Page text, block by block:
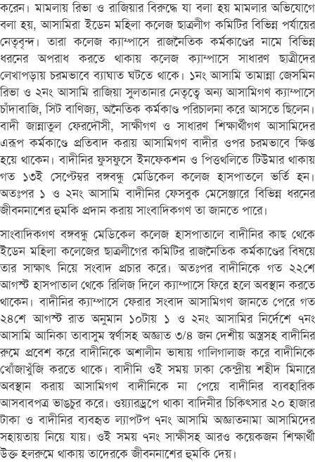
করেন। মামলায় রিভা ও রাজিয়ার বিরুদ্ধে যা বলা হয় মামলার অভিযোগে
বলা হয়, আসামিরা ইডেন মহিলা কলেজ ছাত্রলীগ কমিটির বিভিন্ন পর্যায়ের
নেতৃবৃন্দ। তারা কলেজ ক্যাম্পাসে রাজনৈতিক কর্মকাণ্ডের নামে বিভিন্ন
ধরনের অপরাধ করতে থাকায় কলেজ ক্যাম্পাসে সাধারণ ছাত্রীদের
লেখাপড়ায় চরমভাবে ব্যাঘাত ঘটতে থাকে। ১নং আসামি তামান্না জেসমিন
রিভা ও ২নং আসামি রাজিয়া সুলতানার নেতৃত্বে অন্য আসামিগণ ক্যাম্পাসে
চাঁদাবাজি, সিট বাণিজ্য, অনৈতিক কর্মকাণ্ড পরিচালনা করে আসতে ছিলেন।
বাদী জান্নাতুল ফেরদৌসী, সাক্ষীগণ ও সাধারণ শিক্ষার্থীগণ আসামিদের
এরূপ কর্মকাণ্ডে প্রতিবাদ করায় আসামিগণ বাদীর ওপর চরমভাবে ক্ষিপ্ত
হয়ে থাকেন। বাদীনির ফুসফুসে ইনফেকশন ও পিত্তথলিতে টিউমার থাকায়
গত ১৩ই সেপ্টেম্বর বঙ্গবন্ধু মেডিকেল কলেজ হাসপাতলে ভর্তি হন।
অতঃপর ১ ও ২নং আসামি বাদীনির ফেসবুক মেসেঞ্জারে বিভিন্ন ধরনের
জীবননাশের হুমকি প্রদান করায় সাংবাদিকগণ তা জানতে পারে।
সাংবাদিকগণ বঙ্গবন্ধু মেডিকেল কলেজ হাসপাতালে বাদীনির কাছ থেকে
ইডেন মহিলা কলেজের ছাত্রলীগের কমিটির রাজনৈতিক কর্মকাণ্ডের বিষয়ে
তার সাক্ষাৎ নিয়ে সংবাদ প্রচার করে। অতঃপর বাদীনিকে গত ২২শে
আগস্ট হাসপাতাল থেকে রিলিজ দিলে ক্যাম্পাসে ফিরে হলে অবস্থান করতে
থাকেন। বাদীনির ক্যাম্পাসে ফেরার সংবাদ আসামিগণ জানতে পেরে গত
২৪শে আগস্ট রাত অনুমান ১০টায় ১ ও ২নং আসামির নির্দেশে ৭নং
আসামি আনিকা তাবাসুম স্বর্ণাসহ অজ্ঞাত ৩/৪ জন দেশীয় অস্ত্রসহ বাদীনির
রুমে প্রবেশ করে বাদীনিকে অশালীন ভাষায় গালিগালাজ করে বাদীনিকে
খোঁজাখুঁজি করতে থাকে। বাদীনি ওই সময় ঢাকা কেন্দ্রীয় শহীদ মিনারে
অবস্থান করায় আসামিগণ বাদীনিকে না পেয়ে বাদীনির ব্যবহারিক
আসবাবপত্র ভাঙচুর করে। ওয়্যারড্রপে থাকা বাদিনীর চিকিৎসার ২০ হাজার
টাকা ও বাদীনির ব্যবহৃত ল্যাপটপ ৭নং আসামি অজ্ঞাতনামা আসামিদের
সহায়তায় নিয়ে যায়। ওই সময় ৭নং সাক্ষীসহ আরও কয়েকজন শিক্ষার্থী
উক্ত হলরুমে থাকায় তাদেরকে জীবননাশের হুমকি দেয়।